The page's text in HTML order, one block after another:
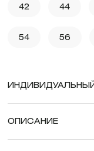
42 44
54 56
ОПИСАНИЕ